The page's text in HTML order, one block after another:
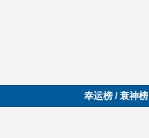
幸运榜 / 衰神榜